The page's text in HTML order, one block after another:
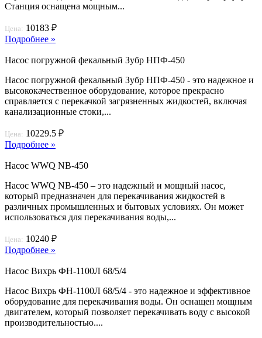
Станция оснащена мощным...
Цена: 10183 ₽
Подробнее »
Насос погружной фекальный Зубр НПФ-450
Насос погружной фекальный Зубр НПФ-450 - это надежное и
высококачественное оборудование, которое прекрасно
справляется с перекачкой загрязненных жидкостей, включая
канализационные стоки,...
Цена: 10229.5 ₽
Подробнее »
Насос WWQ NB-450
Насос WWQ NB-450 – это надежный и мощный насос,
который предназначен для перекачивания жидкостей в
различных промышленных и бытовых условиях. Он может
использоваться для перекачивания воды,...
Цена: 10240 ₽
Подробнее »
Насос Вихрь ФН-1100Л 68/5/4
Насос Вихрь ФН-1100Л 68/5/4 - это надежное и эффективное
оборудование для перекачивания воды. Он оснащен мощным
двигателем, который позволяет перекачивать воду с высокой
производительностью....